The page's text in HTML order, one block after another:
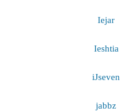
Iejar
Ieshtia
iJseven
jabbz